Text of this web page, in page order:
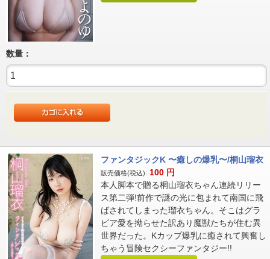
数量：
ファンタジックK 〜癒しの爆乳〜/桐山瑠衣
販売価格(税込): 100 円
本人脚本で贈る桐山瑠衣ちゃん連続リリー
ス第二弾!前作で謎の光に包まれて南国に飛
ばされてしまった瑠衣ちゃん。そこはグラ
ビア愛を拗らせた訳あり魔獣たちが住む異
世界だった。Kカップ爆乳に癒されて興奮し
ちゃう冒険セクシーファンタジー!!